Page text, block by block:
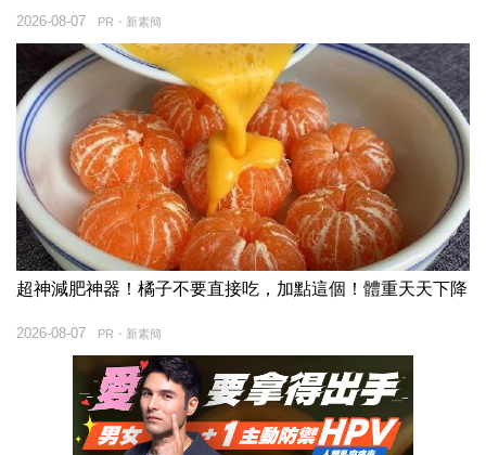
PR・新素簡
2026-08-07
超神減肥神器！橘子不要直接吃，加點這個！體重天天下降
PR・新素簡
2026-08-07